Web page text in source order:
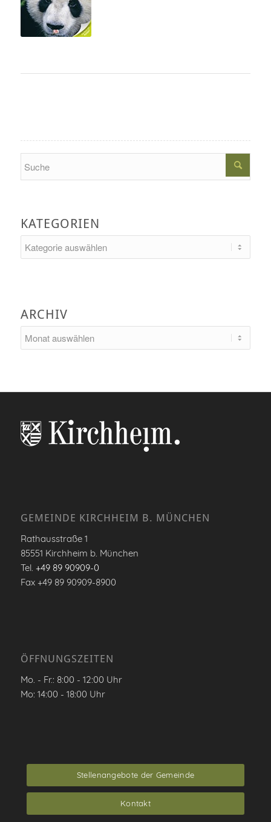
KATEGORIEN
ARCHIV
GEMEINDE KIRCHHEIM B. MÜNCHEN
Rathausstraße 1
85551 Kirchheim b. München
Tel. +49 89 90909-0
Fax +49 89 90909-8900
ÖFFNUNGSZEITEN
Mo. - Fr.: 8:00 - 12:00 Uhr
Mo: 14:00 - 18:00 Uhr
Stellenangebote der Gemeinde
Kontakt